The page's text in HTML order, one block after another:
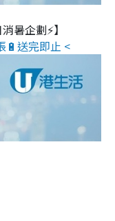
暑企劃⚡】
🔋送完即止 <